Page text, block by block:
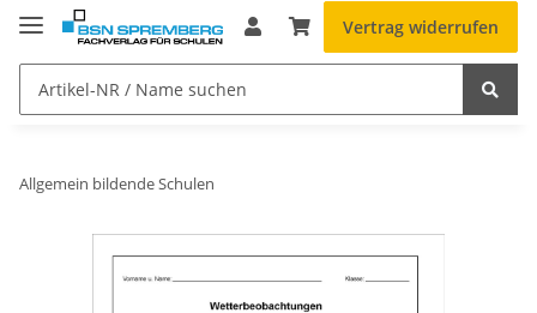
Vertrag widerrufen
Allgemein bildende Schulen